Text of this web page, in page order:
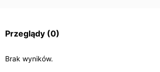
Przeglądy (0)
Brak wyników.